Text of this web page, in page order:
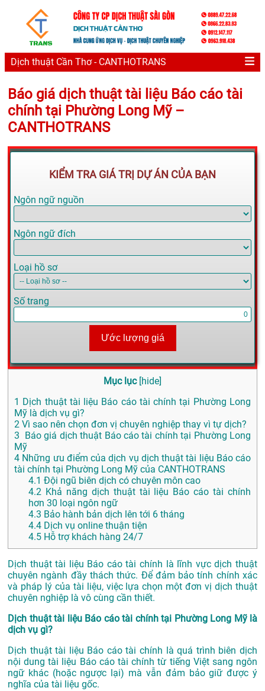
Dịch thuật Cần Thơ - CANTHOTRANS
Báo giá dịch thuật tài liệu Báo cáo tài
chính tại Phường Long Mỹ –
CANTHOTRANS
KIỂM TRA GIÁ TRỊ DỰ ÁN CỦA BẠN
Ngôn ngữ nguồn
Ngôn ngữ đích
Loại hồ sơ
Số trang
Ước lượng giá
Mục lục [hide]
1 Dịch thuật tài liệu Báo cáo tài chính tại Phường Long
Mỹ là dịch vụ gì?
2 Vì sao nên chọn đơn vị chuyên nghiệp thay vì tự dịch?
3 Báo giá dịch thuật Báo cáo tài chính tại Phường Long
Mỹ
4 Những ưu điểm của dịch vụ dịch thuật tài liệu Báo cáo
tài chính tại Phường Long Mỹ của CANTHOTRANS
4.1 Đội ngũ biên dịch có chuyên môn cao
4.2 Khả năng dịch thuật tài liệu Báo cáo tài chính
hơn 30 loại ngôn ngữ
4.3 Bảo hành bản dịch lên tới 6 tháng
4.4 Dịch vụ online thuận tiện
4.5 Hỗ trợ khách hàng 24/7
Dịch thuật tài liệu Báo cáo tài chính là lĩnh vực dịch thuật
chuyên ngành đầy thách thức. Để đảm bảo tính chính xác
và pháp lý của tài liệu, việc lựa chọn một đơn vị dịch thuật
chuyên nghiệp là vô cùng cần thiết.
Dịch thuật tài liệu Báo cáo tài chính tại Phường Long Mỹ là
dịch vụ gì?
Dịch thuật tài liệu Báo cáo tài chính là quá trình biên dịch
nội dung tài liệu Báo cáo tài chính từ tiếng Việt sang ngôn
ngữ khác (hoặc ngược lại) mà vẫn đảm bảo giữ được ý
nghĩa của tài liệu gốc.